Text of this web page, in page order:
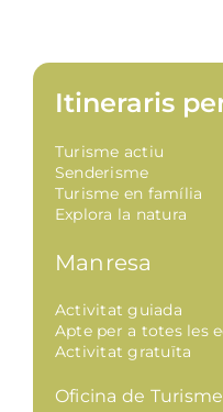
Itineraris
Turisme actiu
Senderisme
Turisme en família
Explora la natura
Manresa
Activitat guiada
Apte per a totes les
Activitat gratuïta
Oficina de